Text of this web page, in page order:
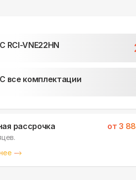
RCI-VNE22HN
все комплектации
рассрочка от 3